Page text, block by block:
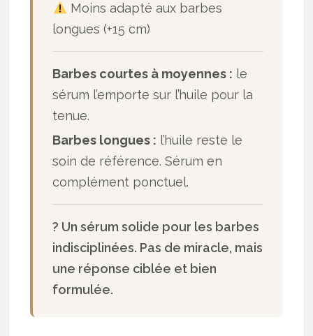
Moins adapté aux barbes
longues (+15 cm)
Barbes courtes à moyennes : le
sérum l’emporte sur l’huile pour la
tenue.
Barbes longues : l’huile reste le
soin de référence. Sérum en
complément ponctuel.
? Un sérum solide pour les barbes
indisciplinées. Pas de miracle, mais
une réponse ciblée et bien
formulée.